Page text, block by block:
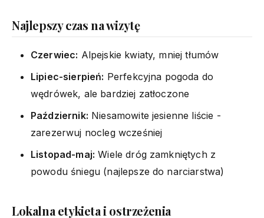
Najlepszy czas na wizytę
Czerwiec: Alpejskie kwiaty, mniej tłumów
Lipiec-sierpień: Perfekcyjna pogoda do
wędrówek, ale bardziej zatłoczone
Październik: Niesamowite jesienne liście -
zarezerwuj nocleg wcześniej
Listopad-maj: Wiele dróg zamkniętych z
powodu śniegu (najlepsze do narciarstwa)
Lokalna etykieta i ostrzeżenia